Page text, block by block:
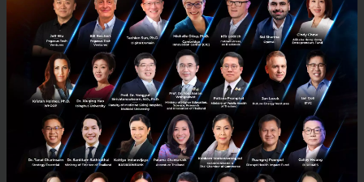
เพราะเราสามารถบริจาคเงินให้กับมูลนิธิต่างๆ ได้
ทันที แถมยังสามารถเก็บสลิปเพื่อขอใบรับรองจาก
มูลนิธินั้นๆ ได้ในภายหลัง โดยในช่วงเริ่มต้นนี้ทาง
ธนาคารได้คัดเลือกมูลนิธิที่เป็นที่รู้จักมาเริ่มให้
ทดลองก่อน ได้แก่ สภากาชาดไทย, โรงพยาบาลเด็ก,
มูลนิธิสืบนาคะเสถียร และมูลนิธิสร้างรอยยิ้ม เป็นต้น
Diningถือเป็นฟังก์ชั่นน้องใหม่ที่เป็นการเปิดประตูสู่
โลกไลฟ์สไตล์ของแอปพลิเคชัน SCB EASY โดยเริ่ม